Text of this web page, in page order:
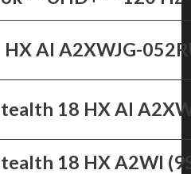
AI A2XWJG-
18 HX AI
18 HX A2WI